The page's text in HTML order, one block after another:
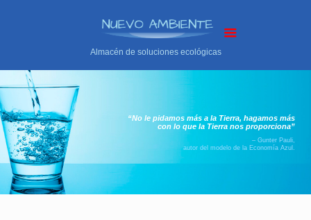
Almacén de soluciones ecológicas
“No le pidamos más a la Tierra, hagamos más
con lo que la Tierra nos proporciona”
– Gunter Pauli,
autor del modelo de la Economía Azul.